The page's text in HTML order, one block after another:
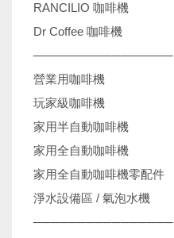
RANCILIO 咖啡機
Dr Coffee 咖啡機
────────────────
營業用咖啡機
玩家級咖啡機
家用半自動咖啡機
家用全自動咖啡機
家用全自動咖啡機零配件
淨水設備區 / 氣泡水機
────────────────